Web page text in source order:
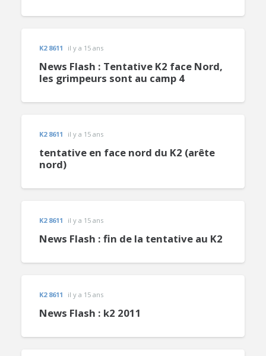
K2 8611 il y a 15 ans
News Flash : Tentative K2 face Nord,
les grimpeurs sont au camp 4
K2 8611 il y a 15 ans
tentative en face nord du K2 (arête
nord)
K2 8611 il y a 15 ans
News Flash : fin de la tentative au K2
K2 8611 il y a 15 ans
News Flash : k2 2011